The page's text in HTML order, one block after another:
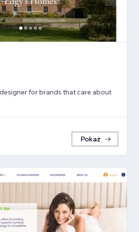
for brands that care about
Pokaż